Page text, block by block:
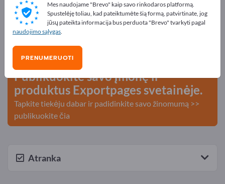
Reklamuokitės nemokamai
Exportpages!
kontaktai >> pradėkite čia
Publikuokite savo įmonę ir
produktus Exportpages svetainėje.
Tapkite tiekėju dabar ir padidinkite savo žinomumą >>
publikuokite čia
Atranka
Mes naudojame "Brevo" kaip savo rinkodaros platformą.
Spustelėję toliau, kad pateiktumėte šią formą, patvirtinate, jog
jūsų pateikta informacija bus perduota "Brevo" tvarkyti pagal
naudojimo sąlygas.
PRENUMERUOTI